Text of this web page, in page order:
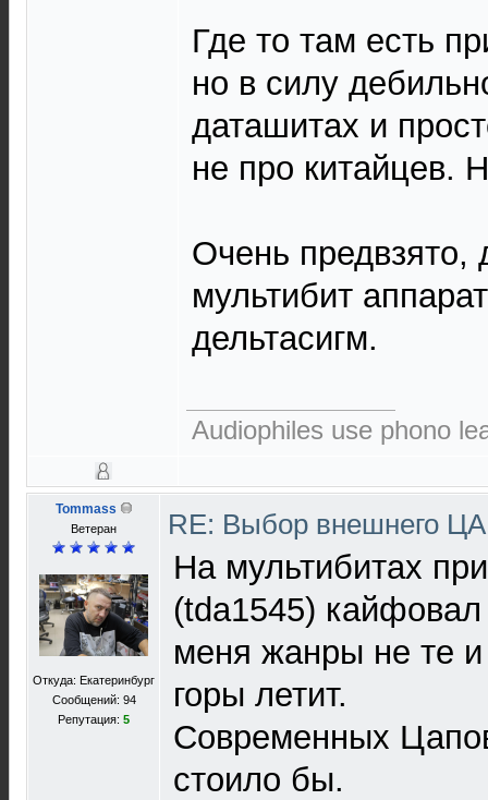
Где то там есть
но в силу
даташитах и
не про китайцев.
Очень предвзято,
мультибит
дельтасигм.
Audiophiles use phono
Tommass
Ветеран
Откуда: Екатеринбург
Сообщений: 94
Репутация: 5
RE: Выбор внешнего
На мультибитах
(tda1545)
меня жанры не те
горы летит.
Современных
стоило бы.